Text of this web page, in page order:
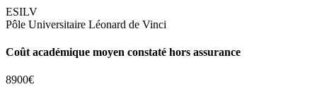
ESILV
Pôle Universitaire Léonard de Vinci
Coût académique moyen constaté hors assurance
8900€